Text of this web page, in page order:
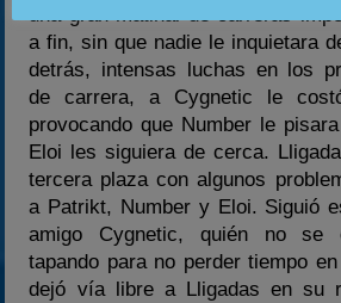
a fin, sin que nadie le inquietara
detrás, intensas luchas en los
de carrera, a Cygnetic le
provocando que Number le
Eloi les siguiera de cerca.
tercera plaza con algunos
a Patrikt, Number y Eloi. Siguió
amigo Cygnetic, quién no se
tapando para no perder tiempo
dejó vía libre a Lligadas en su